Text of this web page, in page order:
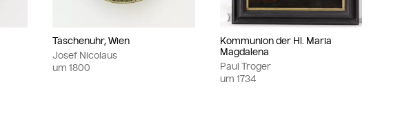
Taschenuhr, Wien
Josef Nicolaus
um1800
Kommunion der Hl. Maria
Magdalena
Paul Troger
um 1734